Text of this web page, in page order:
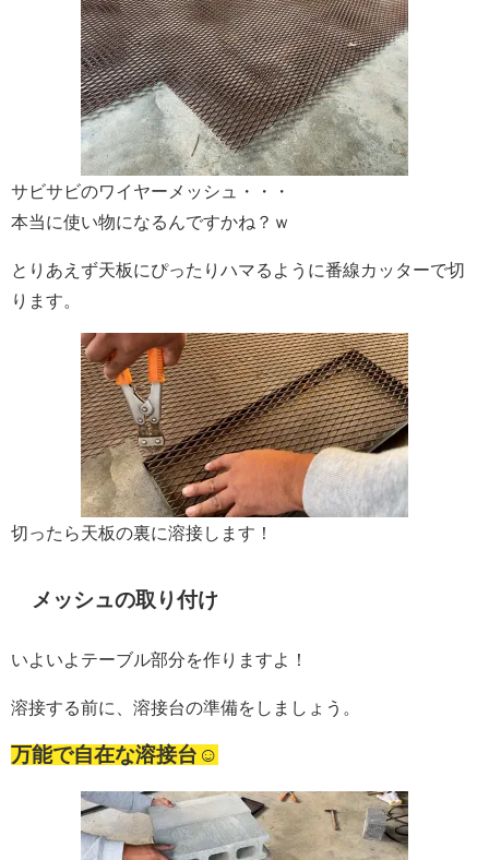
サビサビのワイヤーメッシュ・・・
本当に使い物になるんですかね？ｗ
とりあえず天板にぴったりハマるように番線カッターで切
ります。
切ったら天板の裏に溶接します！
メッシュの取り付け
いよいよテーブル部分を作りますよ！
溶接する前に、溶接台の準備をしましょう。
万能で自在な溶接台☺